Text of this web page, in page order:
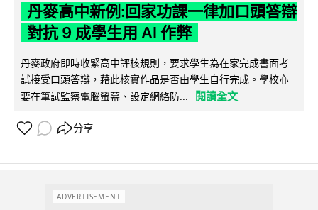
丹麥高中新例:回家功課一律加口頭答辯
對抗 9 成學生用 AI 作弊
丹麥政府即時收緊高中評核規則，要求學生為在家完成書面考
試接受口頭答辯，藉此核實作品是否由學生自行完成。學校亦
要在筆試監察電腦螢幕、設定網絡防...
閱讀全文
分享
ADVERTISEMENT